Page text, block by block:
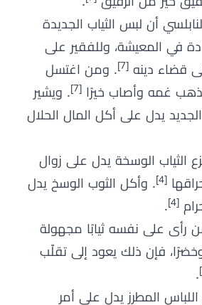
أن لبس الثياب الجديدة
في المعيشة، وللفقير على
قضاء دينه [7] . ومن اغتسل
ذهب غمه وأصاب خيرًا [7] . ويشير
يدل على أكل المال الحلال
الثياب الوسخة يدل على زوال
[4] . وأكل الثوب الوسخ يدل
[4]
.
رأى على نفسه ثيابًا مجهولة
فإن ذلك يعود إلى تقلّب
.
المطرز يدل على أمر